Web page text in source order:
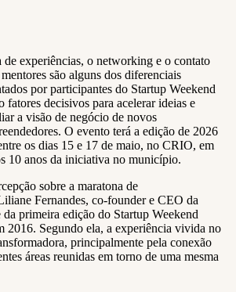
de experiências, o networking e o contato
são alguns dos diferenciais
por participantes do Startup Weekend
fatores decisivos para acelerar ideias e
a visão de negócio de novos
O evento terá a edição de 2026
os dias 15 e 17 de maio, no CRIO, em
10 anos da iniciativa no município.
sobre a maratona de
Fernandes, co-founder e CEO da
primeira edição do Startup Weekend
2016. Segundo ela, a experiência vivida no
principalmente pela conexão
áreas reunidas em torno de uma mesma